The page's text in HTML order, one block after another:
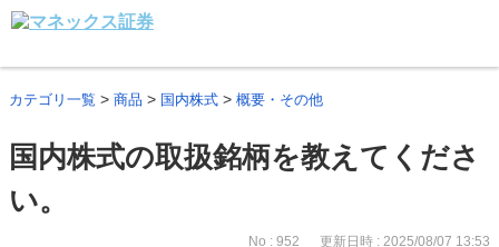
カテゴリ一覧 > 商品 > 国内株式 > 概要・その他
国内株式の取扱銘柄を教えてくださ
い。
No : 952 更新日時 : 2025/08/07 13:53